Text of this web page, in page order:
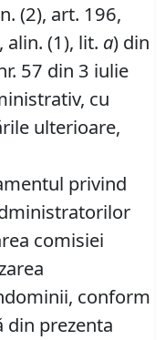
(2), art. 196,
alin. (1), lit. a) din
57 din 3 iulie
cu
ulterioare,
privind
comisiei
conform
din prezenta